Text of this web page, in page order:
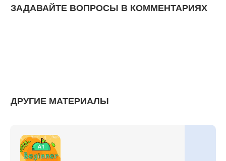
ЗАДАВАЙТЕ ВОПРОСЫ В КОММЕНТАРИЯХ
ДРУГИЕ МАТЕРИАЛЫ